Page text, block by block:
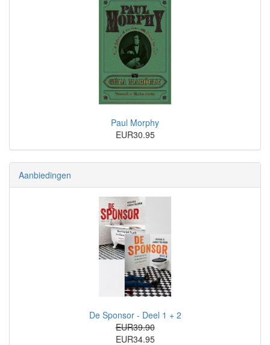
Paul Morphy
EUR30.95
Aanbiedingen
De Sponsor - Deel 1 + 2
EUR39.90
EUR34.95